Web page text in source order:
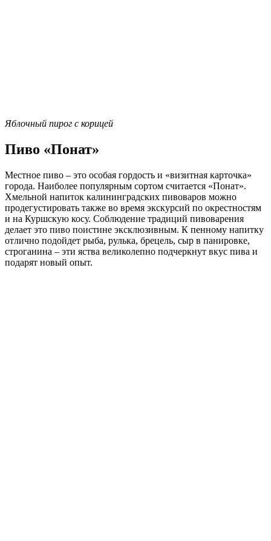
Яблочный пирог с корицей
Пиво «Понат»
Местное пиво – это особая гордость и «визитная карточка»
города. Наиболее популярным сортом считается «Понат».
Хмельной напиток калининградских пивоваров можно
продегустировать также во время экскурсий по окрестностям
и на Куршскую косу. Соблюдение традиций пивоварения
делает это пиво поистине эксклюзивным. К пенному напитку
отлично подойдет рыба, рулька, брецель, сыр в панировке,
строганина – эти яства великолепно подчеркнут вкус пива и
подарят новый опыт.